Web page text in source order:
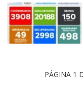
PÁGINA 1